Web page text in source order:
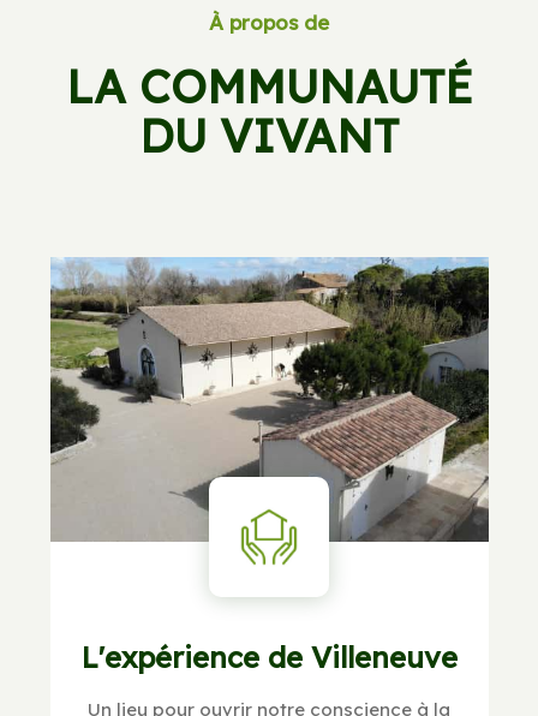
À propos de
LA COMMUNAUTÉ
DU VIVANT
L'expérience de Villeneuve
Un lieu pour ouvrir notre conscience à la